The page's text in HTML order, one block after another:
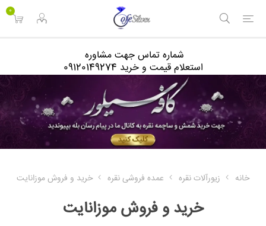
0
شماره تماس جهت مشاوره
استعلام قیمت و خرید 09120149274
خانه زیورآلات نقره عمده فروشی نقره خرید و فروش موزانایت
خرید و فروش موزانایت